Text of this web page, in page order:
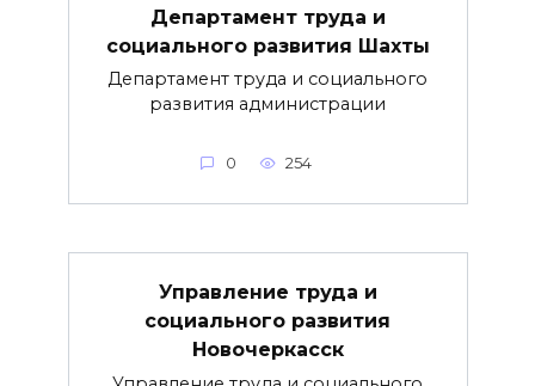
Департамент труда и
социального развития Шахты
Департамент труда и социального
развития администрации
0 254
Управление труда и
социального развития
Новочеркасск